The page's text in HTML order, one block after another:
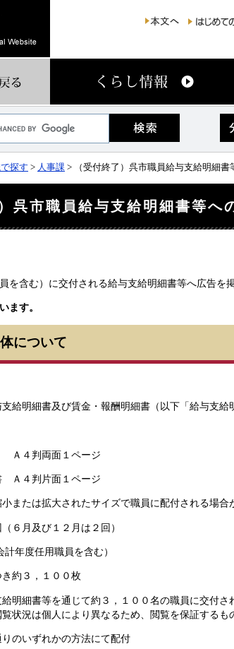
さ
が
す
探す > 人事課 > （受付終了）呉市職員給与支給明細書
呉市職員給与支給明細書等へ
を含む）に交付される給与支給明細書等へ広告を
ます。
について
給明細書及び賃金・報酬明細書（以下「給与支給
判両面１ページ
４判片面１ページ
たは拡大されたサイズで職員に配付される場合
６月及び１２月は２回）
計年度任用職員を含む）
約３，１００枚
書等を通じて約３，１００名の職員に交付され
個人により異なるため、閲覧を保証するもの
のいずれかの方法にて配付